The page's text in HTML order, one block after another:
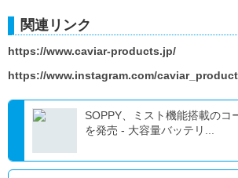
関連リンク
https://www.caviar-products.jp/
https://www.instagram.com/
SOPPY、ミスト機能搭載のコ
を発売 - 大容量バッテリ...